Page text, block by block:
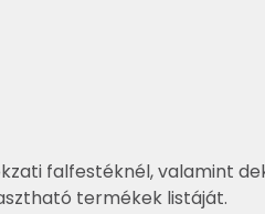
falfestéknél, valamint
termékek listáját.